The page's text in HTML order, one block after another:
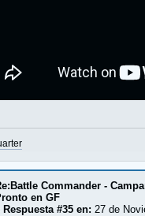
Commander -
en GF
Respuesta #35 en: 27 de